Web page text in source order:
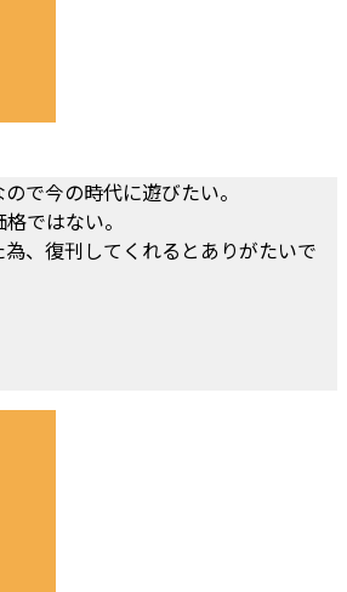
で今の時代に遊びたい。
ではない。
、復刊してくれるとありがたいで